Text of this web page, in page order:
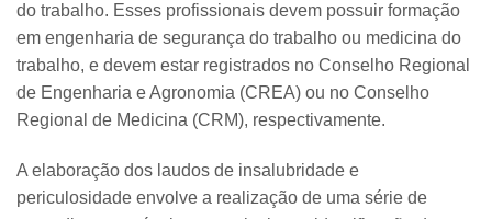
do trabalho. Esses profissionais devem possuir formação
em engenharia de segurança do trabalho ou medicina do
trabalho, e devem estar registrados no Conselho Regional
de Engenharia e Agronomia (CREA) ou no Conselho
Regional de Medicina (CRM), respectivamente.
A elaboração dos laudos de insalubridade e
periculosidade envolve a realização de uma série de